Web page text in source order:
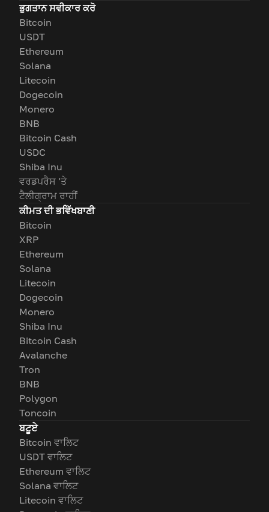
ਭੁਗਤਾਨ ਸਵੀਕਾਰ ਕਰੋ
Bitcoin
USDT
Ethereum
Solana
Litecoin
Dogecoin
Monero
BNB
Bitcoin Cash
USDC
Shiba Inu
ਵਰਡਪਰੈਸ 'ਤੇ
ਟੈਲੀਗ੍ਰਾਮ ਰਾਹੀਂ
ਕੀਮਤ ਦੀ ਭਵਿੱਖਬਾਣੀ
Bitcoin
XRP
Ethereum
Solana
Litecoin
Dogecoin
Monero
Shiba Inu
Bitcoin Cash
Avalanche
Tron
BNB
Polygon
Toncoin
ਬਟੂਏ
Bitcoin ਵਾਲਿਟ
USDT ਵਾਲਿਟ
Ethereum ਵਾਲਿਟ
Solana ਵਾਲਿਟ
Litecoin ਵਾਲਿਟ